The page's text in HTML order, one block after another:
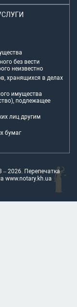
без вести
неизвестно
хранящихся в делах
имущества
подлежащее
лиц другим
бумаг
– 2026. Перепечатка
www.notary.kh.ua